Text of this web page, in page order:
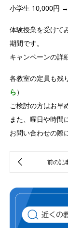
小学生 10,000円
体験授業を受けて
期間です。
キャンペーンの詳
各教室の定員も残
ら）
ご検討の方はお早
また、曜日や時間
お問い合わせの際